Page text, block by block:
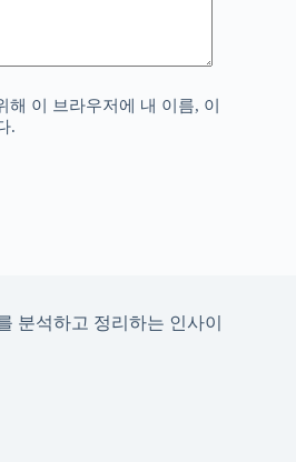
해 이 브라우저에 내 이름, 이
.
분석하고 정리하는 인사이